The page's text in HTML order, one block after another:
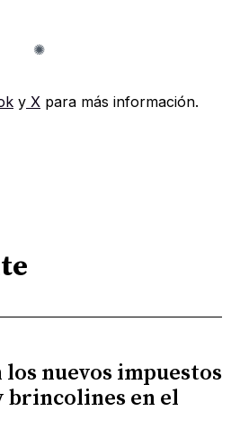
y X para más información.
los nuevos impuestos
brincolines en el